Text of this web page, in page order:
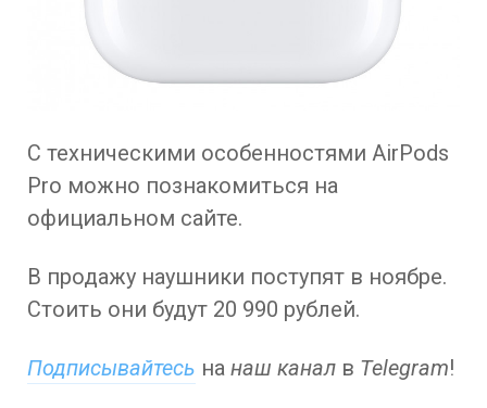
С техническими особенностями AirPods
Pro можно познакомиться на
официальном сайте.
В продажу наушники поступят в ноябре.
Стоить они будут 20 990 рублей.
Подписывайтесь на наш канал в Telegram!